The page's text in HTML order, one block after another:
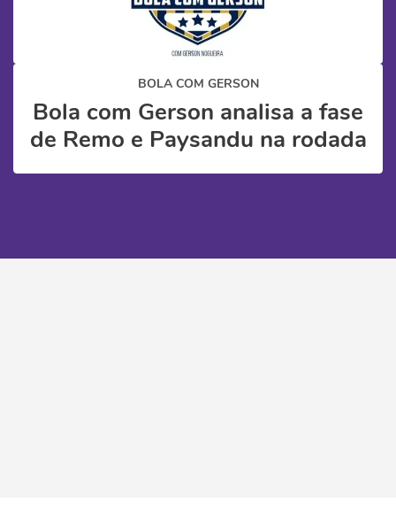
BOLA COM GERSON
Bola com Gerson analisa a fase
de Remo e Paysandu na rodada